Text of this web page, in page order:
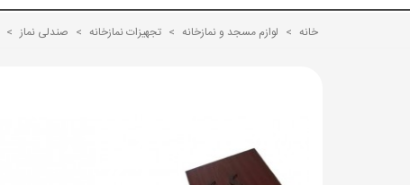
خانه > لوازم مسجد و نمازخانه > تجهیزات نمازخانه > صندلی نماز >